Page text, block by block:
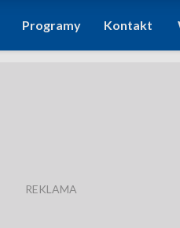
Programy Kontakt